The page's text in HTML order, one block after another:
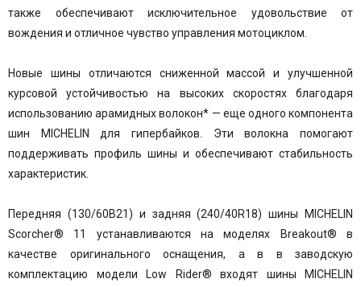
также обеспечивают исключительное удовольствие от
вождения и отличное чувство управления мотоциклом.
Новые шины отличаются сниженной массой и улучшенной
курсовой устойчивостью на высоких скоростях благодаря
использованию арамидных волокон* — еще одного компонента
шин MICHELIN для гипербайков. Эти волокна помогают
поддерживать профиль шины и обеспечивают стабильность
характеристик.
Передняя (130/60B21) и задняя (240/40R18) шины MICHELIN
Scorcher® 11 устанавливаются на моделях Breakout® в
качестве оригинального оснащения, а в в заводскую
комплектацию модели Low Rider® входят шины MICHELIN